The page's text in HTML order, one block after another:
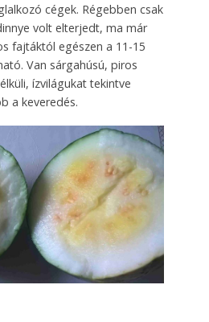
cégek. Régebben csak
volt elterjedt, ma már
fajtáktól egészen a 11-15
Van sárgahúsú, piros
ízvilágukat tekintve
a keveredés.